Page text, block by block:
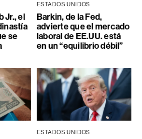
Jr., el
se
ESTADOS UNIDOS
Barkin, de la Fed,
advierte que el mercado
laboral de EE.UU. está
en un “equilibrio débil”
ESTADOS UNIDOS